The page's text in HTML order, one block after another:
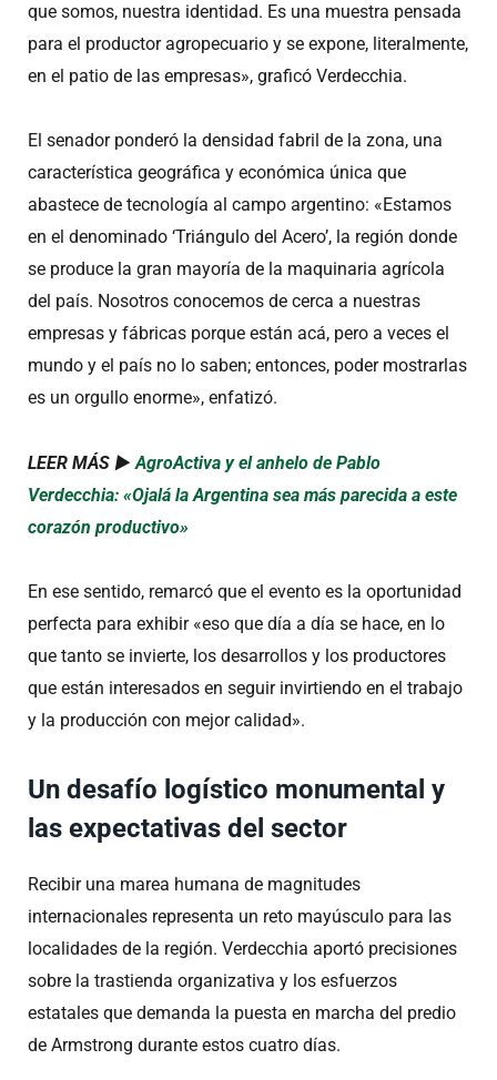
que somos, nuestra identidad. Es una muestra pensada
para el productor agropecuario y se expone, literalmente,
en el patio de las empresas», graficó Verdecchia.
El senador ponderó la densidad fabril de la zona, una
característica geográfica y económica única que
abastece de tecnología al campo argentino: «Estamos
en el denominado ‘Triángulo del Acero’, la región donde
se produce la gran mayoría de la maquinaria agrícola
del país. Nosotros conocemos de cerca a nuestras
empresas y fábricas porque están acá, pero a veces el
mundo y el país no lo saben; entonces, poder mostrarlas
es un orgullo enorme», enfatizó.
LEER MÁS ► AgroActiva y el anhelo de Pablo
Verdecchia: «Ojalá la Argentina sea más parecida a este
corazón productivo»
En ese sentido, remarcó que el evento es la oportunidad
perfecta para exhibir «eso que día a día se hace, en lo
que tanto se invierte, los desarrollos y los productores
que están interesados en seguir invirtiendo en el trabajo
y la producción con mejor calidad».
Un desafío logístico monumental y
las expectativas del sector
Recibir una marea humana de magnitudes
internacionales representa un reto mayúsculo para las
localidades de la región. Verdecchia aportó precisiones
sobre la trastienda organizativa y los esfuerzos
estatales que demanda la puesta en marcha del predio
de Armstrong durante estos cuatro días.